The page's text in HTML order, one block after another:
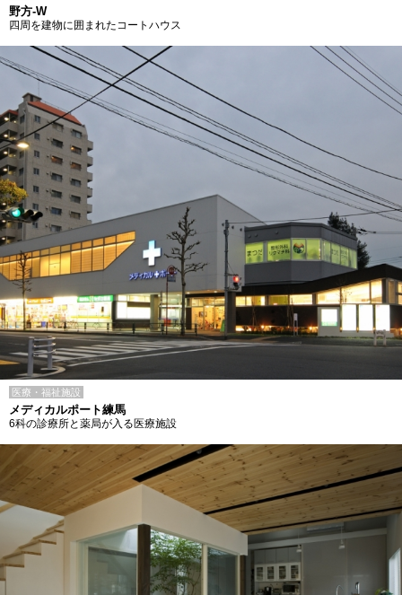
野方-W
四周を建物に囲まれたコートハウス
医療・福祉施設
メディカルポート練馬
6科の診療所と薬局が入る医療施設